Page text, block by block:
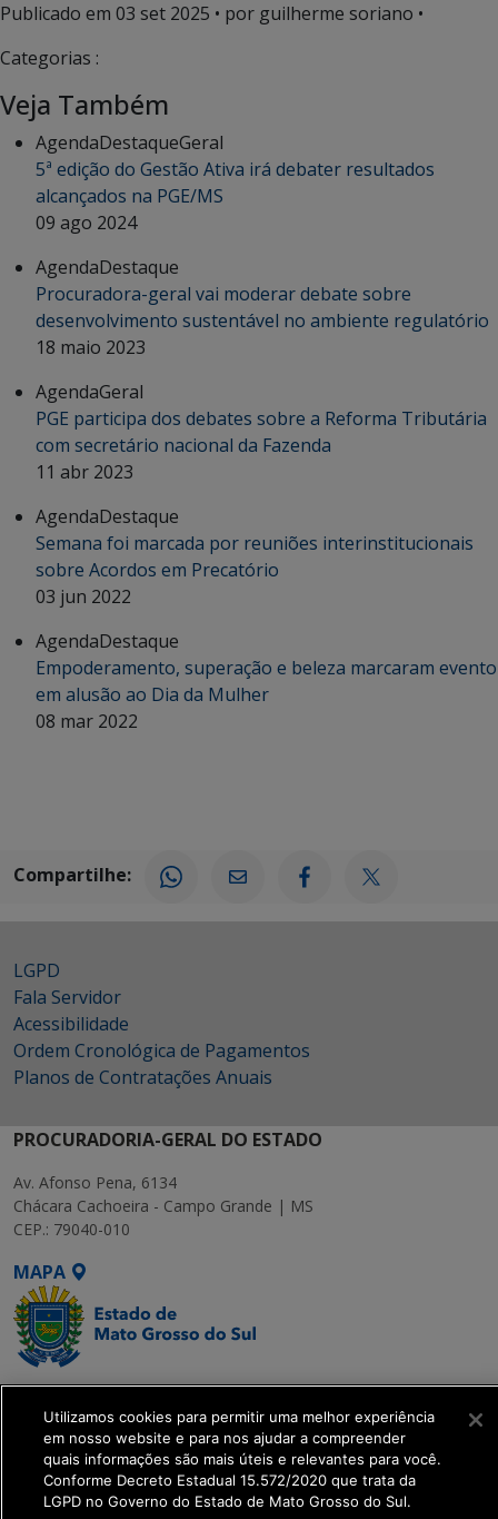
Publicado em 03 set 2025 • por guilherme soriano •
Categorias :
Veja Também
AgendaDestaqueGeral
5ª edição do Gestão Ativa irá debater resultados
alcançados na PGE/MS
09 ago 2024
AgendaDestaque
Procuradora-geral vai moderar debate sobre
desenvolvimento sustentável no ambiente regulatório
18 maio 2023
AgendaGeral
PGE participa dos debates sobre a Reforma Tributária
com secretário nacional da Fazenda
11 abr 2023
AgendaDestaque
Semana foi marcada por reuniões interinstitucionais
sobre Acordos em Precatório
03 jun 2022
AgendaDestaque
Empoderamento, superação e beleza marcaram evento
em alusão ao Dia da Mulher
08 mar 2022
Compartilhe:
LGPD
Fala Servidor
Acessibilidade
Ordem Cronológica de Pagamentos
Planos de Contratações Anuais
PROCURADORIA-GERAL DO ESTADO
Av. Afonso Pena, 6134
Chácara Cachoeira - Campo Grande | MS
CEP.: 79040-010
MAPA
SETDIG | Secretaria-
Executiva de
Transformação Digital
get_footer();
Utilizamos cookies para permitir uma melhor experiência
em nosso website e para nos ajudar a compreender
quais informações são mais úteis e relevantes para você.
Conforme Decreto Estadual 15.572/2020 que trata da
LGPD no Governo do Estado de Mato Grosso do Sul.